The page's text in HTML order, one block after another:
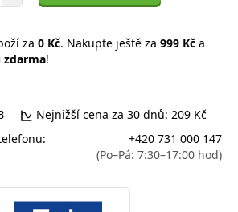
za 0 Kč. Nakupte ještě za 999 Kč a
zdarma!
Nejnižší cena za 30 dnů: 209 Kč
+420 731 000 147
(Po–Pá: 7:30–17:00 hod)